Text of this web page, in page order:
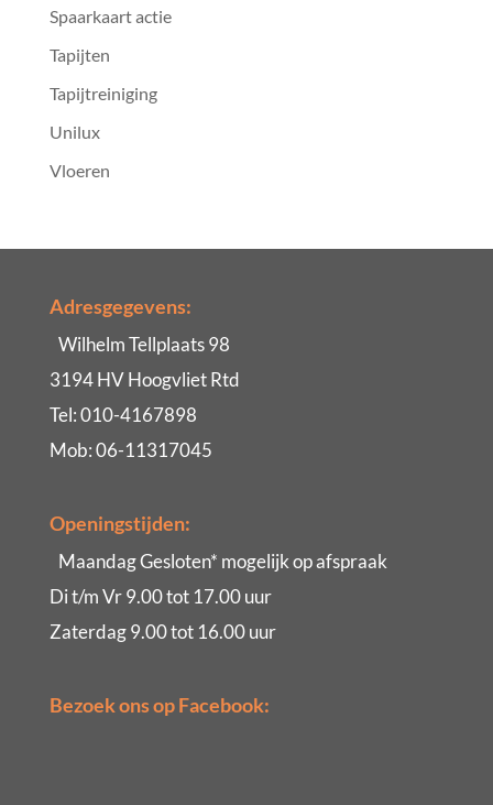
Spaarkaart actie
Tapijten
Tapijtreiniging
Unilux
Vloeren
Adresgegevens:
Wilhelm Tellplaats 98
3194 HV Hoogvliet Rtd
Tel: 010-4167898
Mob: 06-11317045
Openingstijden:
Maandag Gesloten* mogelijk op afspraak
Di t/m Vr 9.00 tot 17.00 uur
Zaterdag 9.00 tot 16.00 uur
Bezoek ons op Facebook: